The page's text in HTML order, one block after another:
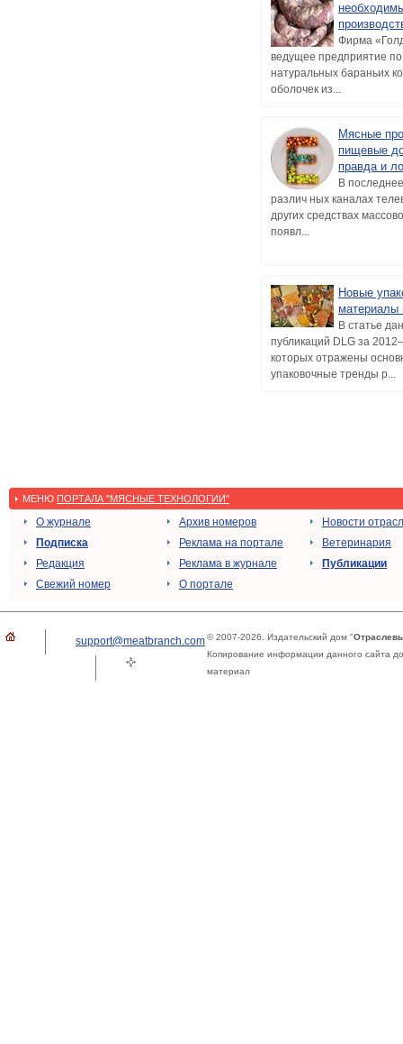
Фирма
ведущее предприятие
натуральных бараньих
оболочек из...
Мясные
пищевые
правда и
В
различ ных каналах
других средствах
появл...
Новые
материалы
В статье
публикаций DLG за
которых отражены
упаковочные тренды р...
МЕНЮ ПОРТАЛА "МЯСНЫЕ ТЕХНОЛОГИИ"
О журнале
Подписка
Редакция
Свежий номер
Архив номеров
Реклама на портале
Реклама в журнале
О портале
Новости
Ветеринария
Публикации
support@meatbranch.com© 2007-2026. Издательский дом "
Копирование информации данного сайта
материал